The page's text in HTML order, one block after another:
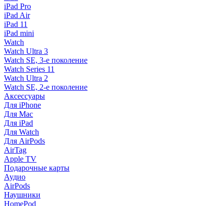
iPad Pro
iPad Air
iPad 11
iPad mini
Watch
Watch Ultra 3
Watch SE, 3-е поколение
Watch Series 11
Watch Ultra 2
Watch SE, 2-е поколение
Аксессуары
Для iPhone
Для Mac
Для iPad
Для Watch
Для AirPods
AirTag
Apple TV
Подарочные карты
Аудио
AirPods
Наушники
HomePod